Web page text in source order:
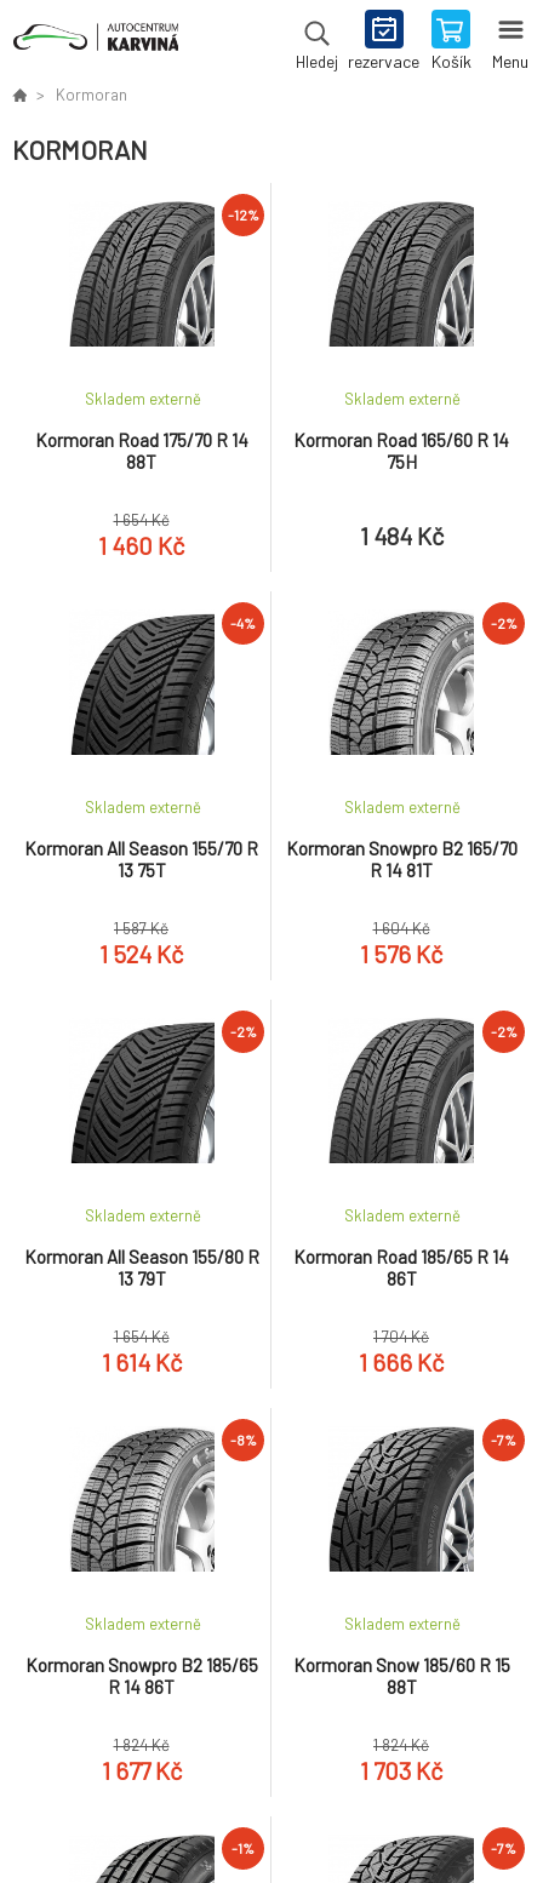
Hledej rezervace Košík Menu
Kormoran
KORMORAN
-12%
Kormoran Road 175/70 R 14
88T
Skladem externě
1 654 Kč
1 460 Kč
Kormoran Road 165/60 R 14
75H
Skladem externě
1 484 Kč
-4%
Kormoran All Season 155/70 R
13 75T
Skladem externě
1 587 Kč
1 524 Kč
-2%
Kormoran Snowpro B2 165/70
R 14 81T
Skladem externě
1 604 Kč
1 576 Kč
-2%
Kormoran All Season 155/80 R
13 79T
Skladem externě
1 654 Kč
1 614 Kč
-2%
Kormoran Road 185/65 R 14
86T
Skladem externě
1 704 Kč
1 666 Kč
-8%
Kormoran Snowpro B2 185/65
R 14 86T
Skladem externě
1 824 Kč
1 677 Kč
-7%
Kormoran Snow 185/60 R 15
88T
Skladem externě
1 824 Kč
1 703 Kč
-1% -7%